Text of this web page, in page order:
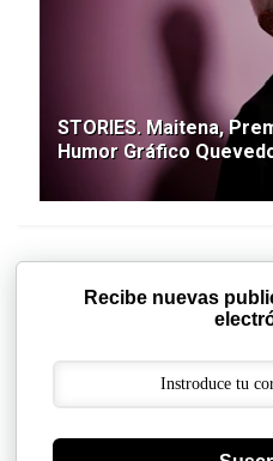
STORIES. Maitena,
Humor Gráfico
Recibe nuevas